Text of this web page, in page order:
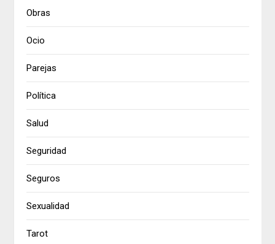
Obras
Ocio
Parejas
Política
Salud
Seguridad
Seguros
Sexualidad
Tarot